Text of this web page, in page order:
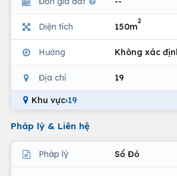
Diện tích 150m
2
Hướng Không xác
Địa chỉ 19
Khu vực›19
Pháp lý & Liên hệ
Pháp lý Sổ Đỏ